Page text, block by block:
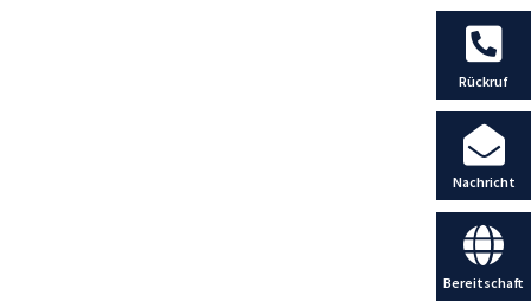
Rückruf
Nachricht
Bereitschaft